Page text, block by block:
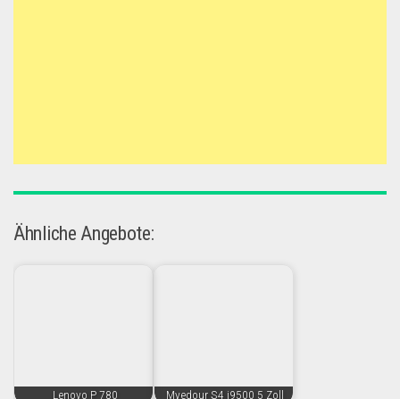
Ähnliche Angebote:
Lenovo P 780 Myedour S4 i9500 5 Zoll